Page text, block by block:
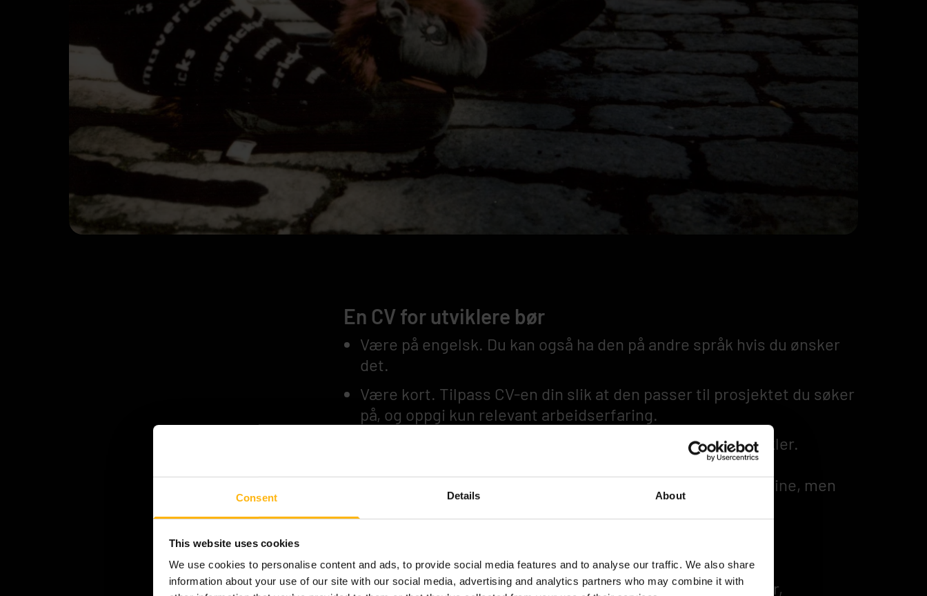
Consent Details About
This website uses cookies
We use cookies to personalise content and ads, to provide social media features and to analyse our traffic. We also share
information about your use of our site with our social media, advertising and analytics partners who may combine it with
En CV for utviklere bør
Være på engelsk. Du kan også ha den på andre språk hvis du ønsker
det.
Være kort. Tilpass CV-en din slik at den passer til prosjektet du søker
på, og oppgi kun relevant arbeidserfaring.
Skille seg ut. Du vil ikke bare være enda en front end-utvikler.
Github er flott for å vise frem koden og (hobby)prosjektene dine, men
det er ikke nok.
En CV må ha
Bio. En kort introduksjon om deg og dine unike ferdigheter,